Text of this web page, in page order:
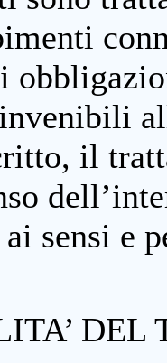
il
sensi e
DEL